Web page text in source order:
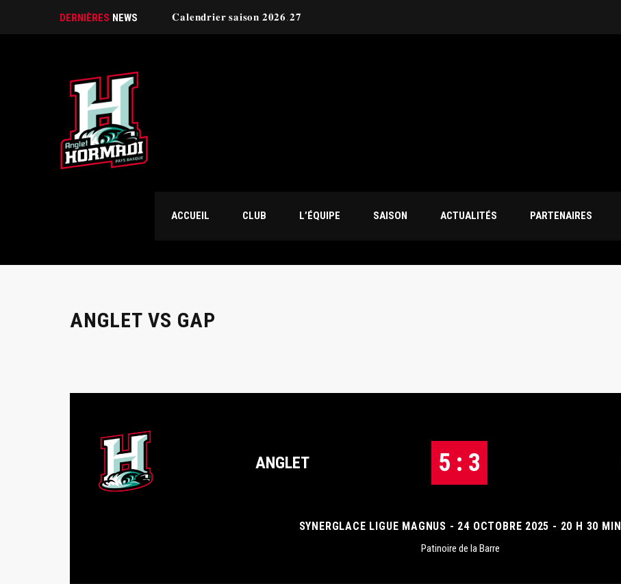
DERNIÈRES NEWS 𝐂𝐚𝐥𝐞𝐧𝐝𝐫𝐢𝐞𝐫 𝐬𝐚𝐢𝐬𝐨𝐧 𝟐𝟎𝟐𝟔.𝟐𝟕
ACCUEIL CLUB L’ÉQUIPE SAISON ACTUALITÉS PARTENAIRES
ANGLET VS GAP
ANGLET 5 : 3
SYNERGLACE LIGUE MAGNUS - 24 OCTOBRE 2025 - 20 H 30 MIN
Patinoire de la Barre